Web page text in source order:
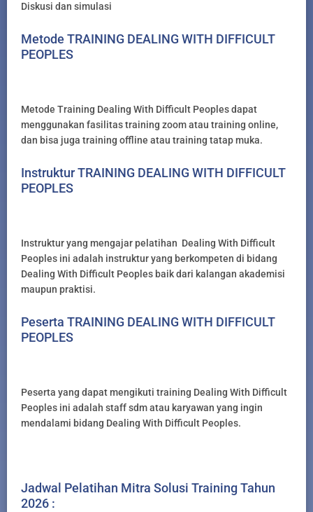
Diskusi dan simulasi
Metode TRAINING DEALING WITH DIFFICULT
PEOPLES
Metode Training Dealing With Difficult Peoples dapat
menggunakan fasilitas training zoom atau training online,
dan bisa juga training offline atau training tatap muka.
Instruktur TRAINING DEALING WITH DIFFICULT
PEOPLES
Instruktur yang mengajar pelatihan Dealing With Difficult
Peoples ini adalah instruktur yang berkompeten di bidang
Dealing With Difficult Peoples baik dari kalangan akademisi
maupun praktisi.
Peserta TRAINING DEALING WITH DIFFICULT
PEOPLES
Peserta yang dapat mengikuti training Dealing With Difficult
Peoples ini adalah staff sdm atau karyawan yang ingin
mendalami bidang Dealing With Difficult Peoples.
Jadwal Pelatihan Mitra Solusi Training Tahun
2026 :